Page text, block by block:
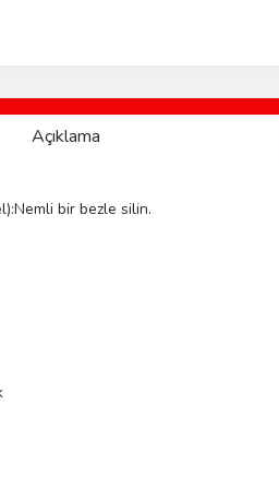
Açıklama
bir bezle silin.